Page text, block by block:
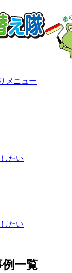
メニュー
一覧